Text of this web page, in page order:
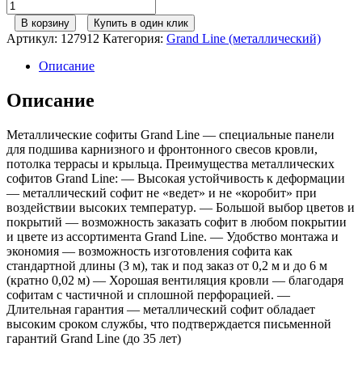
Количество
товара
Софит
металлический
полная
перфорация
0,5
Satin
пленкой
RAL
7024
мокрый
асфальт
В корзину Купить в один клик
Артикул: 127912 Категория: Grand Line (металлический)
Описание
Описание
Металлические софиты Grand Line — специальные панели
для подшива карнизного и фронтонного свесов кровли,
потолка террасы и крыльца. Преимущества металлических
софитов Grand Line: — Высокая устойчивость к деформации
— металлический софит не «ведет» и не «коробит» при
воздействии высоких температур. — Большой выбор цветов и
покрытий — возможность заказать софит в любом покрытии
и цвете из ассортимента Grand Line. — Удобство монтажа и
экономия — возможность изготовления софита как
стандартной длины (3 м), так и под заказ от 0,2 м и до 6 м
(кратно 0,02 м) — Хорошая вентиляция кровли — благодаря
софитам с частичной и сплошной перфорацией. —
Длительная гарантия — металлический софит обладает
высоким сроком службы, что подтверждается письменной
гарантий Grand Line (до 35 лет)